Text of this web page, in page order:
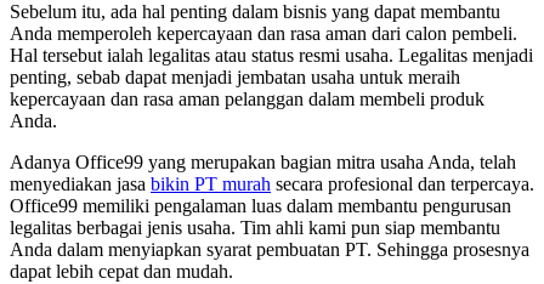
Sebelum itu, ada hal penting dalam bisnis yang dapat membantu
Anda memperoleh kepercayaan dan rasa aman dari calon pembeli.
Hal tersebut ialah legalitas atau status resmi usaha. Legalitas menjadi
penting, sebab dapat menjadi jembatan usaha untuk meraih
kepercayaan dan rasa aman pelanggan dalam membeli produk
Anda.
Adanya Office99 yang merupakan bagian mitra usaha Anda, telah
menyediakan jasa bikin PT murah secara profesional dan terpercaya.
Office99 memiliki pengalaman luas dalam membantu pengurusan
legalitas berbagai jenis usaha. Tim ahli kami pun siap membantu
Anda dalam menyiapkan syarat pembuatan PT. Sehingga prosesnya
dapat lebih cepat dan mudah.